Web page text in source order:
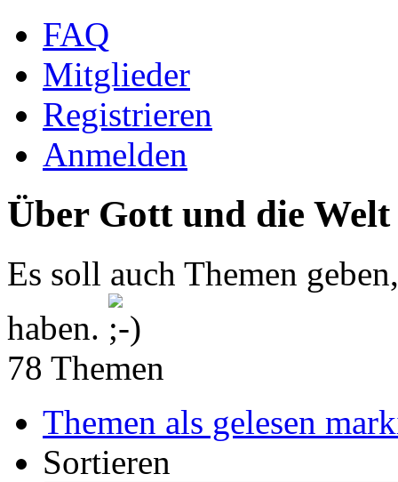
FAQ
Mitglieder
Registrieren
Anmelden
Über Gott und die Welt
Es soll auch Themen
haben.
78 Themen
Themen als gelesen
Sortieren